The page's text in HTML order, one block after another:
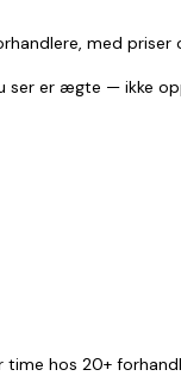
med
ser er ægte — ikke
time hos 20+